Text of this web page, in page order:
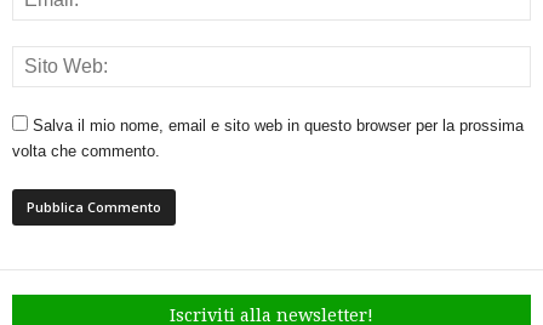
Salva il mio nome, email e sito web in questo browser per la prossima
volta che commento.
Iscriviti alla newsletter!